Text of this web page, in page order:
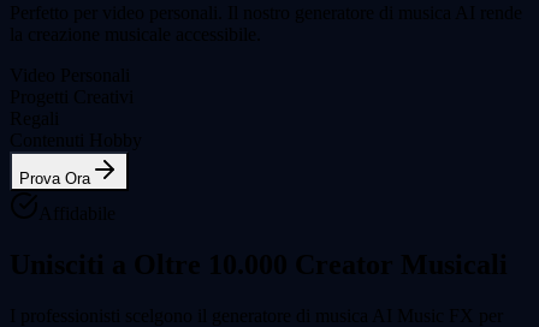
Perfetto per video personali. Il nostro generatore di musica AI rende
la creazione musicale accessibile.
Video Personali
Progetti Creativi
Regali
Contenuti Hobby
Prova Ora
Affidabile
Unisciti a Oltre 10.000 Creator Musicali
I professionisti scelgono il generatore di musica AI Music FX per